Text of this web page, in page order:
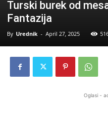
Turski burek od
Fantazija
By Urednik - April 27, 2025
Oglasi -